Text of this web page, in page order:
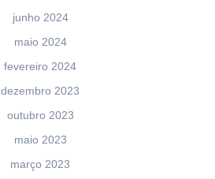
junho 2024
maio 2024
fevereiro 2024
dezembro 2023
outubro 2023
maio 2023
março 2023